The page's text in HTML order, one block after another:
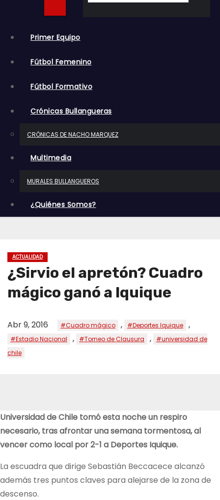
Primer Equipo
Fútbol Femenino
Fútbol Formativo
Crónicas Bullangueras
CRÓNICAS DE NACHO MARQUEZ
Multimedia
MURALES BULLANGUEROS
¿Quiénes Somos?
ACTUALIDAD
¿Sirvio el apretón? Cuadro
mágico ganó a Iquique
Abr 9, 2016 #Cuadro mágico , #Deportes Iquique ,
#Estadio Nacional , #Torneo de Clausura ,
#universidad de
chile
Universidad de Chile tomó esta noche un respiro
necesario, tras afrontar una semana tormentosa, al
vencer como local por 2-1 a Deportes Iquique.
La escuadra que dirige Sebastián Beccacece alcanzó
además tres puntos claves para alejarse de la zona de
descenso.